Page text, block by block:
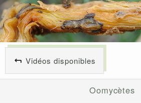
Vidéos disponibles
Oomycètes